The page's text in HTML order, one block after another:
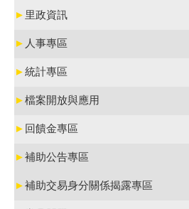
► 里政資訊
► 人事專區
►統計專區
►檔案開放與應用
► 回饋金專區
►補助公告專區
►補助交易身分關係揭露專區